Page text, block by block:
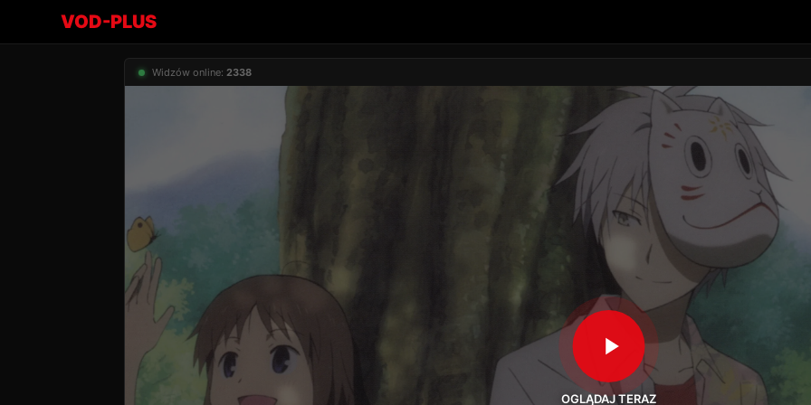
VOD-PLUS
Widzów online: 2338
OGLĄDAJ TERAZ